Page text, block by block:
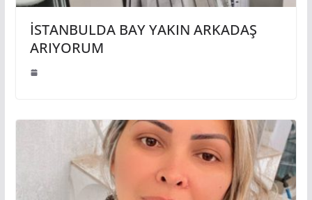
İSTANBULDA BAY YAKIN ARKADAŞ
ARIYORUM